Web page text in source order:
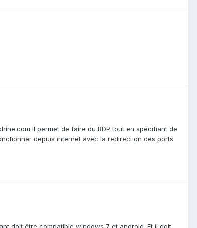
Il permet de faire du RDP tout en spécifiant de
depuis internet avec la redirection des ports